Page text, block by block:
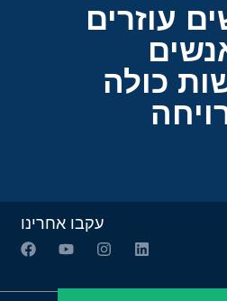
עוזרים
כולה
עקבו אחרינו